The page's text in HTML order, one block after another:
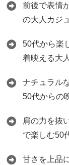
前後で表情
の大人カジ
50代から楽
着映える大
ナチュラル
50代からの
肩の力を抜
で楽しむ50
甘さを上品